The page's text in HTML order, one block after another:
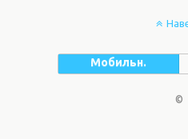
Мобильн.
©